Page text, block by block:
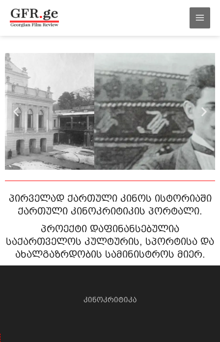
გადასვლა
პირველად ქართული კინოს ისტორიაში
ქართული კინოკრიტიკის პორტალი.
პროექტი დაფინანსებულია
საქართველოს კულტურის, სპორტისა და
ახალგაზრდობის სამინისტროს მიერ.
კინოკრიტიკა